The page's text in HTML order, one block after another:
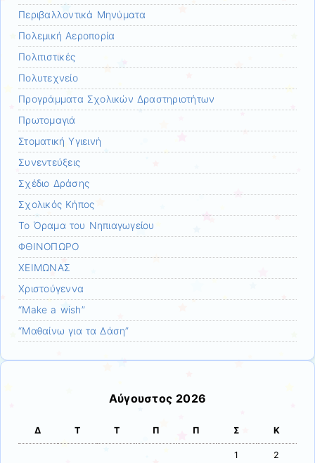
Περιβαλλοντικά Μηνύματα
Πολεμική Αεροπορία
Πολιτιστικές
Πολυτεχνείο
Προγράμματα Σχολικών Δραστηριοτήτων
Πρωτομαγιά
Στοματική Υγιεινή
Συνεντεύξεις
Σχέδιο Δράσης
Σχολικός Κήπος
Το Όραμα του Νηπιαγωγείου
ΦΘΙΝΟΠΩΡΟ
ΧΕΙΜΩΝΑΣ
Χριστούγεννα
“Make a wish”
“Μαθαίνω για τα Δάση”
Αύγουστος 2026
Δ Τ Τ Π Π Σ Κ
1 2